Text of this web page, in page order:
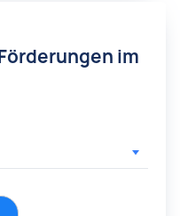
im